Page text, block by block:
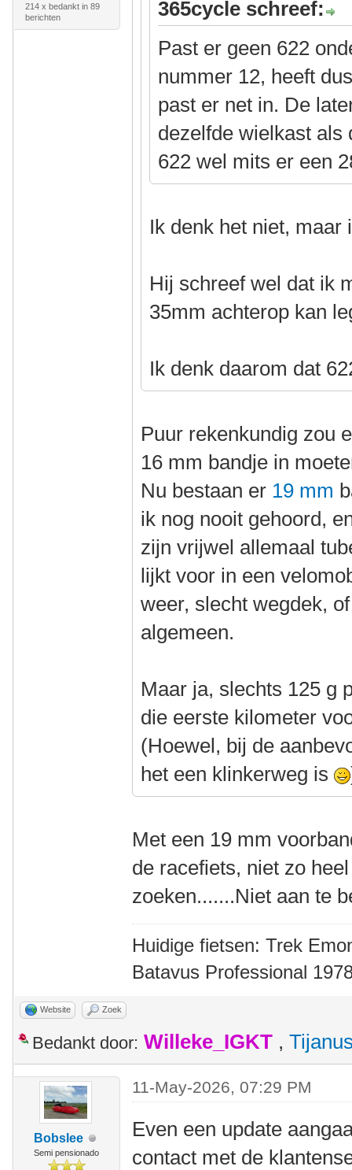
214 x bedankt in 89
berichten
365cycle schreef:
Past er geen 622
nummer 12, heeft
past er net in. De
dezelfde wielkast als
622 wel mits er een
Ik denk het niet, maar
Hij schreef wel dat ik
35mm achterop kan
Ik denk daarom dat
Puur rekenkundig zou
16 mm bandje in
Nu bestaan er 19 mm
ik nog nooit gehoord,
zijn vrijwel allemaal
lijkt voor in een
weer, slecht wegdek,
algemeen.
Maar ja, slechts 125 g
die eerste kilometer
(Hoewel, bij de
het een klinkerweg is
Met een 19 mm
de racefiets, niet zo
zoeken.......Niet aan te
Huidige fietsen: Trek
Batavus Professional
Website Zoek
Bedankt door: Willeke_IGKT ,
Bobslee
Semi pensionado
11-May-2026, 07:29 PM
Even een update
contact met de